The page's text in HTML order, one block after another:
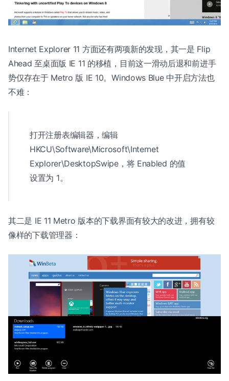
Internet Explorer 11 方面还有两项新的发现，其一是 Flip
Ahead 至桌面版 IE 11 的移植，目前这一滑动后退和前进手
势仅存在于 Metro 版 IE 10。Windows Blue 中开启方法也
不难：
打开注册表编辑器，编辑
HKCU\Software\Microsoft\Internet
Explorer\DesktopSwipe，将 Enabled 的值
设置为 1。
其二是 IE 11 Metro 版本的下载界面有较大的改进，拥有较
像样的下载管理器：